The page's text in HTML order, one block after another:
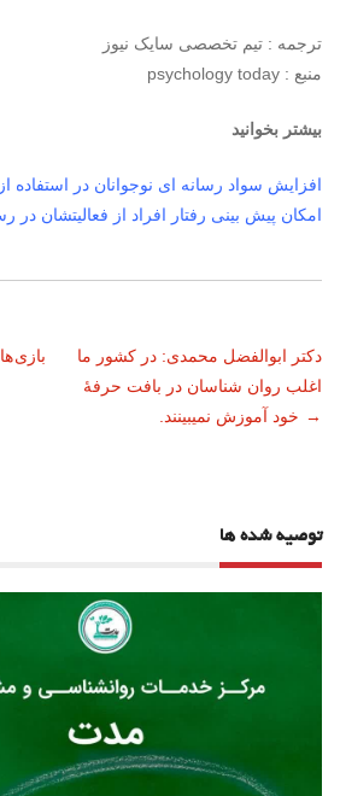
ترجمه : تیم تخصصی سایک نیوز
منبع : psychology today
بیشتر بخوانید
افزایش سواد رسانه ای نوجوانان در استفاده
امکان پیش بینی رفتار افراد از فعالیتشان در
ناوبری
نوشته
بازی
دکتر ابوالفضل محمدی: در کشور ما
اغلب روان شناسان در بافت حرفۀ
خود آموزش نمیبینند. →
توصیه شده ها